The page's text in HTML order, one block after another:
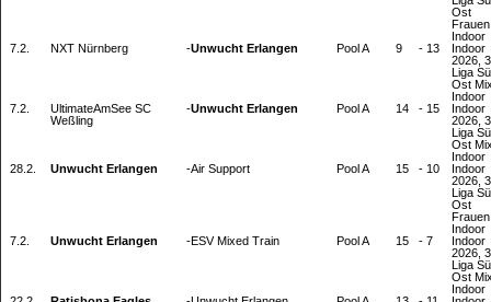
Ost
Indoor
7.2.
NXT Nürnberg -Unwucht Erlangen Pool A 9 - 13
Indoor
2026,
Liga
Ost
Indoor
7.2.
UltimateAmSee SC
Weßling
-Unwucht Erlangen Pool A 14 - 15
Indoor
2026,
Liga
Ost
Indoor
28.2.
Unwucht Erlangen -Air Support Pool A 15 - 10
Indoor
2026,
Liga
Ost
Indoor
7.2.
Unwucht Erlangen -ESV Mixed Train Pool A 15 - 7
Indoor
2026,
Liga
Ost
Indoor